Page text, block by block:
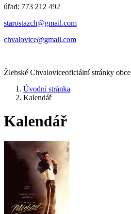
úřad: 773 212 492
​​​​starostazch@gmail.com
​​​​chvalovice@gmail.com
Žlebské Chvaloviceoficiální stránky obce
Úvodní stránka
Kalendář
Kalendář